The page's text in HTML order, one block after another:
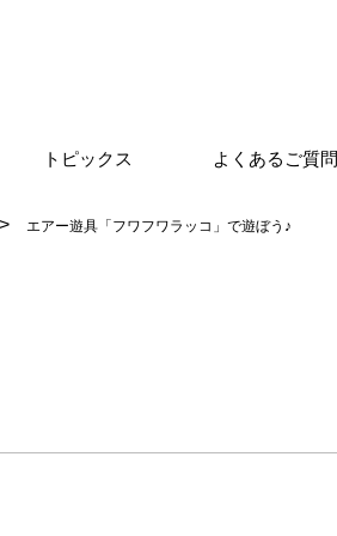
トピックス よくあるご質問
エアー遊具「フワフワラッコ」で遊ぼう♪